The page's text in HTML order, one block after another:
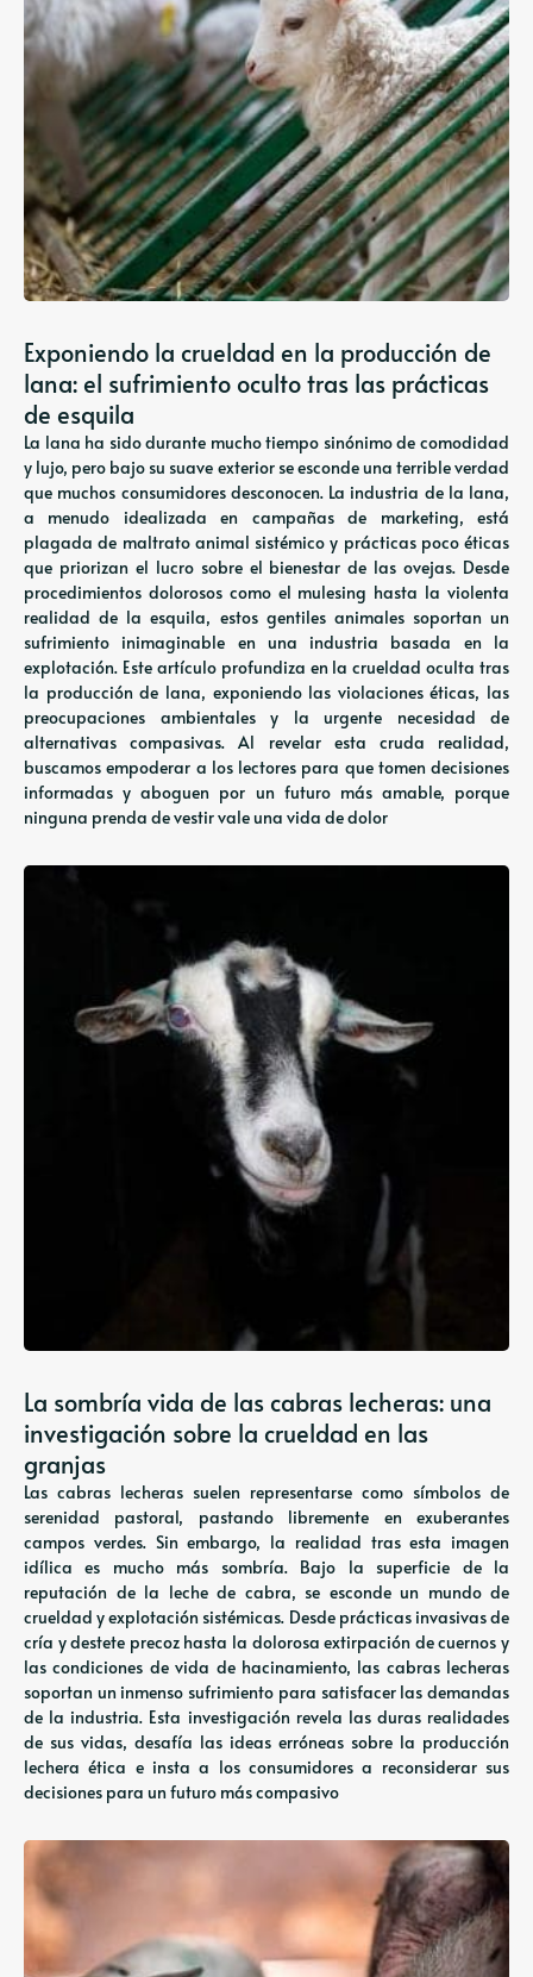
Exponiendo la crueldad en la producción de
lana: el sufrimiento oculto tras las prácticas
de esquila
La lana ha sido durante mucho tiempo sinónimo de comodidad
y lujo, pero bajo su suave exterior se esconde una terrible verdad
que muchos consumidores desconocen. La industria de la lana,
a menudo idealizada en campañas de marketing, está
plagada de maltrato animal sistémico y prácticas poco éticas
que priorizan el lucro sobre el bienestar de las ovejas. Desde
procedimientos dolorosos como el mulesing hasta la violenta
realidad de la esquila, estos gentiles animales soportan un
sufrimiento inimaginable en una industria basada en la
explotación. Este artículo profundiza en la crueldad oculta tras
la producción de lana, exponiendo las violaciones éticas, las
preocupaciones ambientales y la urgente necesidad de
alternativas compasivas. Al revelar esta cruda realidad,
buscamos empoderar a los lectores para que tomen decisiones
informadas y aboguen por un futuro más amable, porque
ninguna prenda de vestir vale una vida de dolor
La sombría vida de las cabras lecheras: una
investigación sobre la crueldad en las
granjas
Las cabras lecheras suelen representarse como símbolos de
serenidad pastoral, pastando libremente en exuberantes
campos verdes. Sin embargo, la realidad tras esta imagen
idílica es mucho más sombría. Bajo la superficie de la
reputación de la leche de cabra, se esconde un mundo de
crueldad y explotación sistémicas. Desde prácticas invasivas de
cría y destete precoz hasta la dolorosa extirpación de cuernos y
las condiciones de vida de hacinamiento, las cabras lecheras
soportan un inmenso sufrimiento para satisfacer las demandas
de la industria. Esta investigación revela las duras realidades
de sus vidas, desafía las ideas erróneas sobre la producción
lechera ética e insta a los consumidores a reconsiderar sus
decisiones para un futuro más compasivo